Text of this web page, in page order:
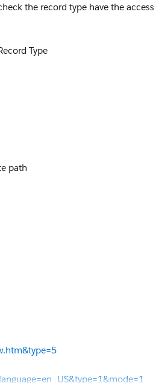
the record type have the access
Type
path